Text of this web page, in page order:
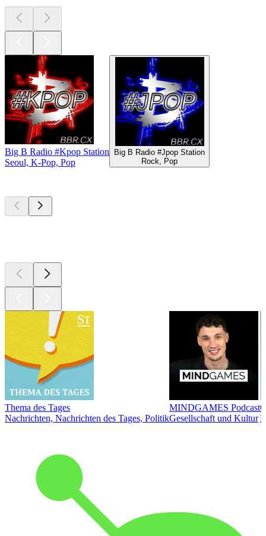
Big B Radio #Kpop Station
Seoul, K-Pop, Pop
Big B Radio #Jpop Station
Rock, Pop
Thema des Tages
Nachrichten, Nachrichten des Tages, Politik
MINDGAMES Podcast
Gesellschaft und Kultur